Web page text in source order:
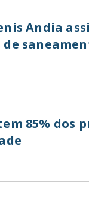
Andia
85% dos